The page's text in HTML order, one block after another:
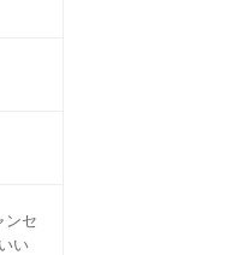
ンセ
い